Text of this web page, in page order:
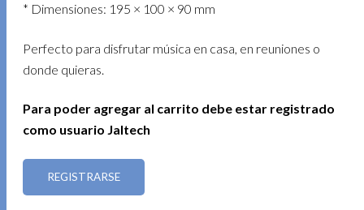
* Dimensiones: 195 × 100 × 90 mm
Perfecto para disfrutar música en casa, en reuniones o
donde quieras.
Para poder agregar al carrito debe estar registrado
como usuario Jaltech
REGISTRARSE